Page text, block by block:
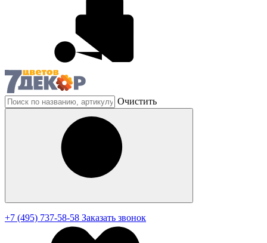
Очистить
+7 (495) 737-58-58 Заказать звонок